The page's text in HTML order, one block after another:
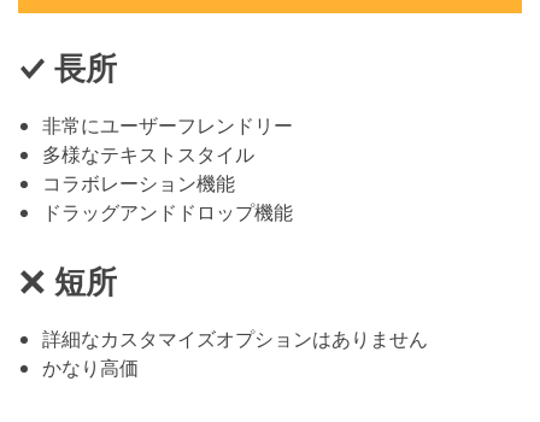
長所
非常にユーザーフレンドリー
多様なテキストスタイル
コラボレーション機能
ドラッグアンドドロップ機能
短所
詳細なカスタマイズオプションはありません
かなり高価